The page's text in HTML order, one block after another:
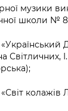
музики
школи №
«Український
Світличних,